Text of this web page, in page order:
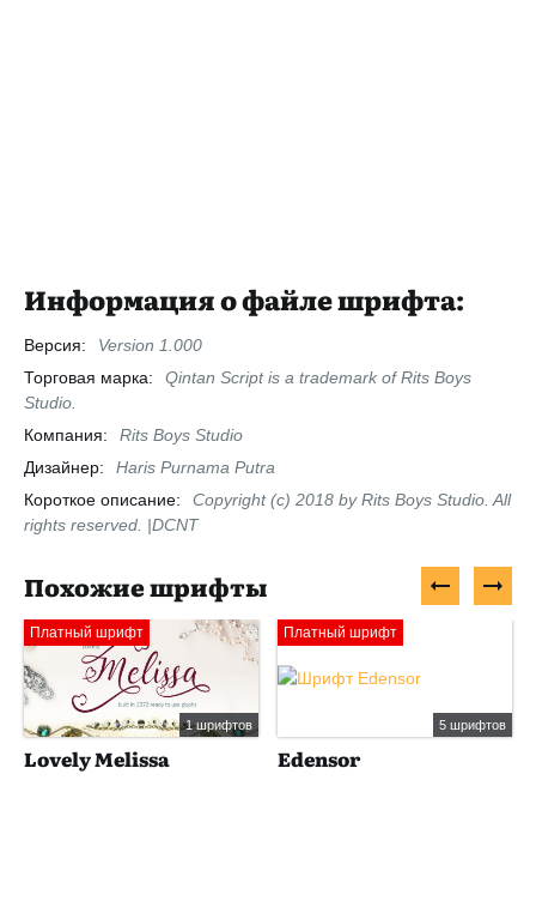
Информация о файле шрифта:
Версия:
Version 1.000
Торговая марка:
Qintan Script is a trademark of Rits Boys
Studio.
Компания:
Rits Boys Studio
Дизайнер:
Haris Purnama Putra
Короткое описание:
Copyright (c) 2018 by Rits Boys Studio. All
rights reserved. |DCNT
Похожие шрифты
Платный шрифт
1 шрифтов
Lovely Melissa
Платный шрифт
5 шрифтов
Edensor